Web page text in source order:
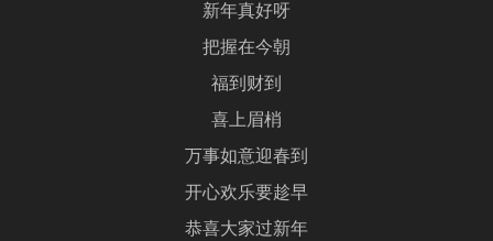
新年真好呀
把握在今朝
福到财到
喜上眉梢
万事如意迎春到
开心欢乐要趁早
恭喜大家过新年